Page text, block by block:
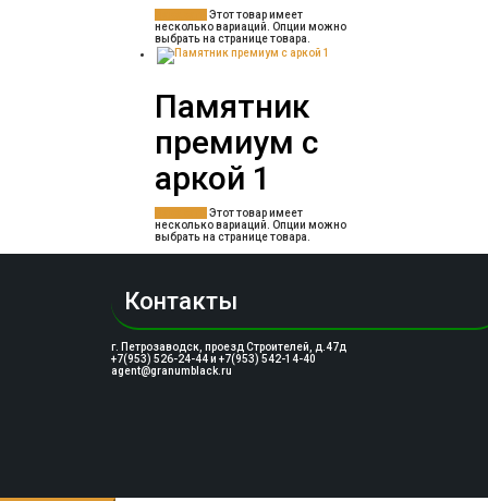
Этот товар имеет
несколько вариаций. Опции можно
выбрать на странице товара.
Памятник
премиум с
аркой 1
Этот товар имеет
несколько вариаций. Опции можно
выбрать на странице товара.
Контакты
г. Петрозаводск, проезд Строителей, д.47д
+7(953) 526-24-44 и +7(953) 542-14-40
agent@granumblack.ru